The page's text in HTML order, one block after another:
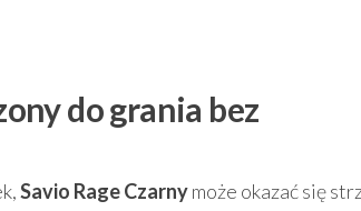
do grania bez
Savio Rage Czarnymoże okazać się